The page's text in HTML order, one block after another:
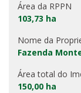
Área da RPPN
103,73 ha
Nome da
Fazenda
Área total do
150,00 ha